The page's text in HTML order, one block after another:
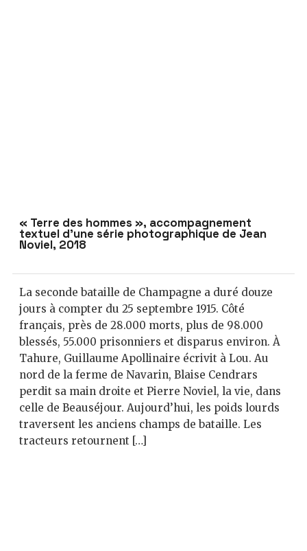
« Terre des hommes », accompagnement
textuel d’une série photographique de Jean
Noviel, 2018
La seconde bataille de Champagne a duré douze
jours à compter du 25 septembre 1915. Côté
français, près de 28.000 morts, plus de 98.000
blessés, 55.000 prisonniers et disparus environ. À
Tahure, Guillaume Apollinaire écrivit à Lou. Au
nord de la ferme de Navarin, Blaise Cendrars
perdit sa main droite et Pierre Noviel, la vie, dans
celle de Beauséjour. Aujourd’hui, les poids lourds
traversent les anciens champs de bataille. Les
tracteurs retournent […]